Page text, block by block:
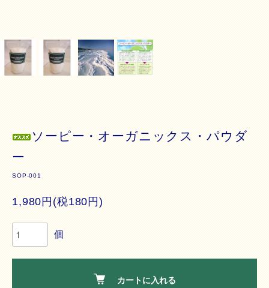
ソーピー・オーガニックス・パウダ
ー
SOP-001
1,980円(税180円)
個
カートに入れる